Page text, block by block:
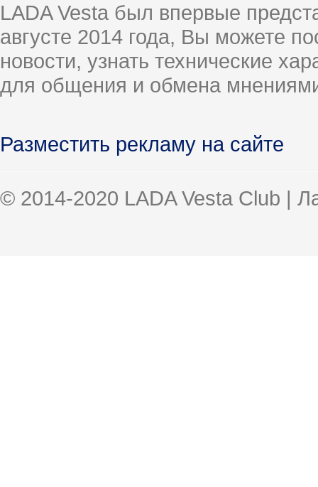
LADA Vesta был впервые
августе 2014 года, Вы можете
новости, узнать технические
для общения и обмена
Разместить рекламу на сайте
© 2014-2020 LADA Vesta Club |